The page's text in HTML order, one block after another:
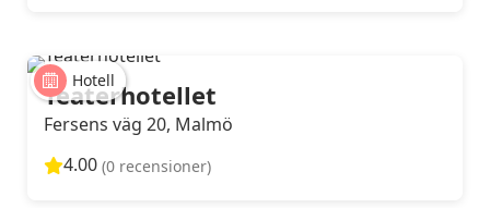
Hotell
Teaterhotellet
Fersens väg 20, Malmö
4.00 (0 recensioner)